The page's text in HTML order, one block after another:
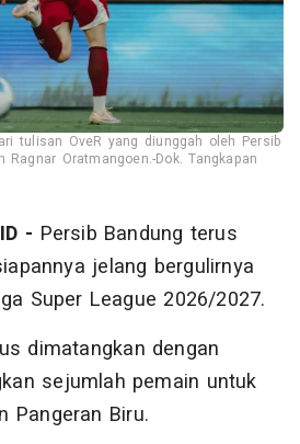
tulisan OveR yang diunggah oleh Persib
Oratmangoen.-Dok. Tangkapan
- Persib Bandung terus
jelang bergulirnya
Super League 2026/2027.
dimatangkan dengan
sejumlah pemain untuk
Pangeran Biru.